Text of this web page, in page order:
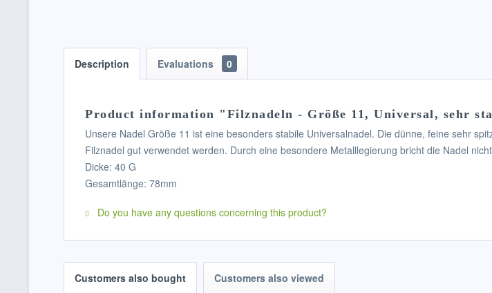
Description Evaluations 0
Product information "Filznadeln - Größe 11, Universal, sehr
Unsere Nadel Größe 11 ist eine besonders stabile Universalnadel. Die dünne, feine sehr
Filznadel gut verwendet werden. Durch eine besondere Metalllegierung bricht die Nadel
Dicke: 40 G
Gesamtlänge: 78mm
Do you have any questions concerning this product?
Customers also bought Customers also viewed